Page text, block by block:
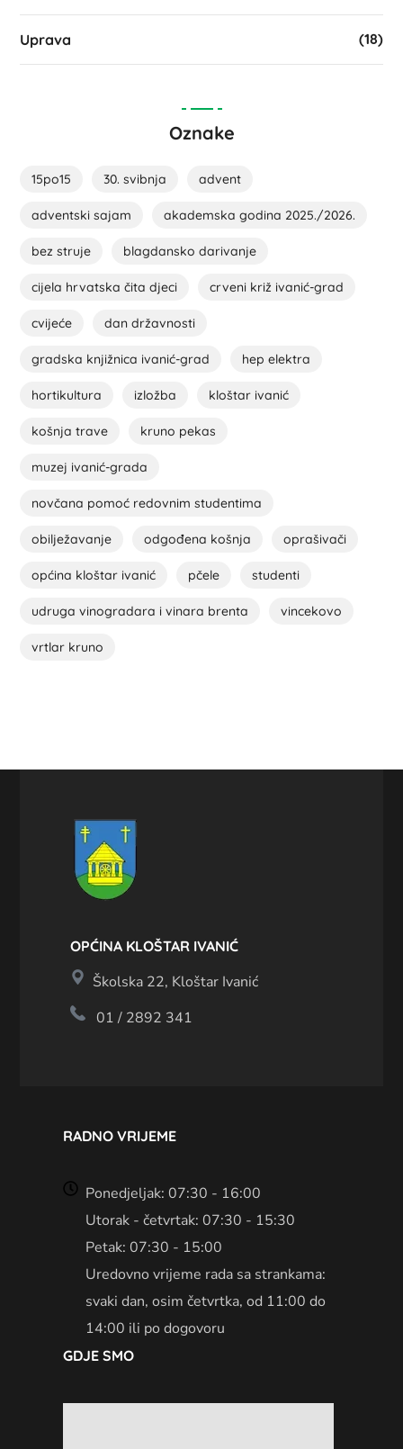
Uprava (18)
Oznake
15po15 30. svibnja advent
adventski sajam akademska godina 2025./2026.
bez struje blagdansko darivanje
cijela hrvatska čita djeci crveni križ ivanić-grad
cvijeće dan državnosti
gradska knjižnica ivanić-grad hep elektra
hortikultura izložba kloštar ivanić
košnja trave kruno pekas
muzej ivanić-grada
novčana pomoć redovnim studentima
obilježavanje odgođena košnja oprašivači
općina kloštar ivanić pčele studenti
udruga vinogradara i vinara brenta vincekovo
vrtlar kruno
OPĆINA KLOŠTAR IVANIĆ
Školska 22, Kloštar Ivanić
01 / 2892 341
RADNO VRIJEME
Ponedjeljak: 07:30 - 16:00
Utorak - četvrtak: 07:30 - 15:30
Petak: 07:30 - 15:00
Uredovno vrijeme rada sa strankama:
svaki dan, osim četvrtka, od 11:00 do
14:00 ili po dogovoru
GDJE SMO